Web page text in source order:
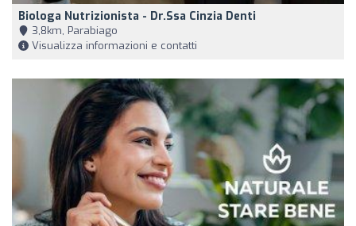
Biologa Nutrizionista - Dr.ssa Cinzia Denti
3,8km, Parabiago
Visualizza informazioni e contatti